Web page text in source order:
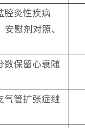
腔炎性疾病
慰剂对照、
数保留心衰随
气管扩张症继